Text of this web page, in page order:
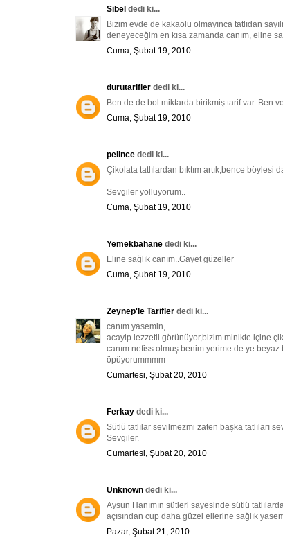
Sibel dedi ki...
Bizim evde de kakaolu olmayınca tatlıdan
deneyeceğim en kısa zamanda canım, eline
Cuma, Şubat 19, 2010
durutarifler dedi ki...
Ben de de bol miktarda birikmiş tarif var. Ben
Cuma, Şubat 19, 2010
pelince dedi ki...
Çikolata tatlılardan bıktım artık,bence böylesi
Sevgiler yolluyorum..
Cuma, Şubat 19, 2010
Yemekbahane dedi ki...
Eline sağlık canım..Gayet güzeller
Cuma, Şubat 19, 2010
Zeynep'le Tarifler dedi ki...
canım yasemin,
acayip lezzetli görünüyor,bizim minikte içine
canım.nefiss olmuş.benim yerime de ye beyaz
öpüyorummmm
Cumartesi, Şubat 20, 2010
Ferkay dedi ki...
Sütlü tatlılar sevilmezmi zaten başka tatlıları
Sevgiler.
Cumartesi, Şubat 20, 2010
Unknown dedi ki...
Aysun Hanımın sütleri sayesinde sütlü
açısından cup daha güzel ellerine sağlık
Pazar, Şubat 21, 2010